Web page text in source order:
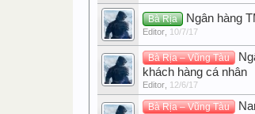
Bà Rịa Ngân hàng
Editor, 10/7/17
Bà Rịa – Vũng Tàu
khách hàng cá nhân
Editor, 12/6/17
Bà Rịa – Vũng Tàu